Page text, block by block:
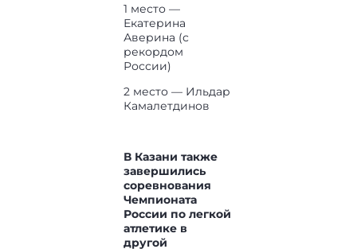
1 место —
Екатерина
Аверина (с
рекордом
России)
2 место — Ильдар
Камалетдинов
В Казани также
завершились
соревнования
Чемпионата
России по легкой
атлетике в
другой